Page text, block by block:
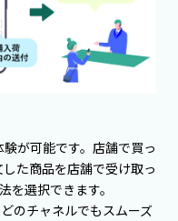
が可能です。店舗で買っ
た商品を店舗で受け取っ
を選択できます。
のチャネルでもスムーズ